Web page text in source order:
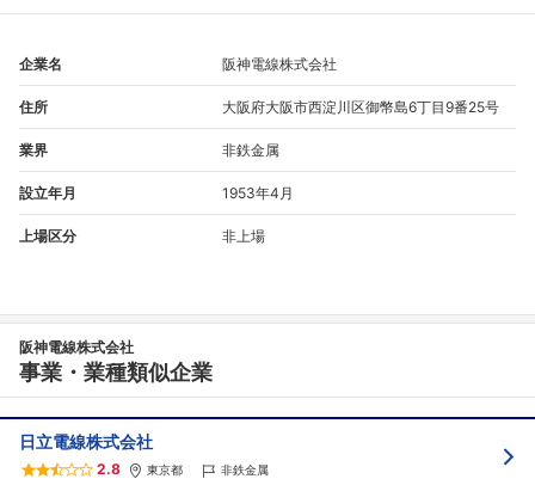
こちらの企業もフォローしませんか？
企業名 阪神電線株式会社
住所 大阪府大阪市西淀川区御幣島6丁目9番25号
業界 非鉄金属
設立年月 1953年4月
上場区分 非上場
阪神電線株式会社
事業・業種類似企業
日立電線株式会社
2.8 東京都 非鉄金属